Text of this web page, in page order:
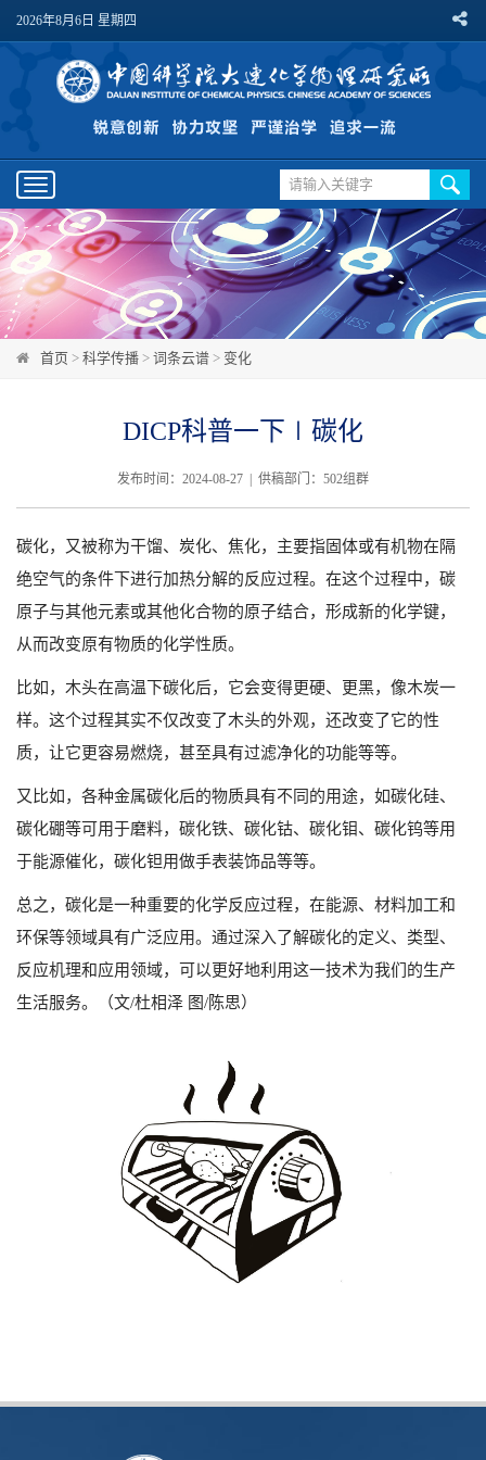
2026年8月6日 星期四
Toggle
navigation
首页 > 科学传播 > 词条云谱 > 变化
DICP科普一下∣碳化
发布时间：2024-08-27 | 供稿部门：502组群
碳化，又被称为干馏、炭化、焦化，主要指固体或有机物在隔
绝空气的条件下进行加热分解的反应过程。在这个过程中，碳
原子与其他元素或其他化合物的原子结合，形成新的化学键，
从而改变原有物质的化学性质。
比如，木头在高温下碳化后，它会变得更硬、更黑，像木炭一
样。这个过程其实不仅改变了木头的外观，还改变了它的性
质，让它更容易燃烧，甚至具有过滤净化的功能等等。
又比如，各种金属碳化后的物质具有不同的用途，如碳化硅、
碳化硼等可用于磨料，碳化铁、碳化钴、碳化钼、碳化钨等用
于能源催化，碳化钽用做手表装饰品等等。
总之，碳化是一种重要的化学反应过程，在能源、材料加工和
环保等领域具有广泛应用。通过深入了解碳化的定义、类型、
反应机理和应用领域，可以更好地利用这一技术为我们的生产
生活服务。（文/杜相泽 图/陈思）